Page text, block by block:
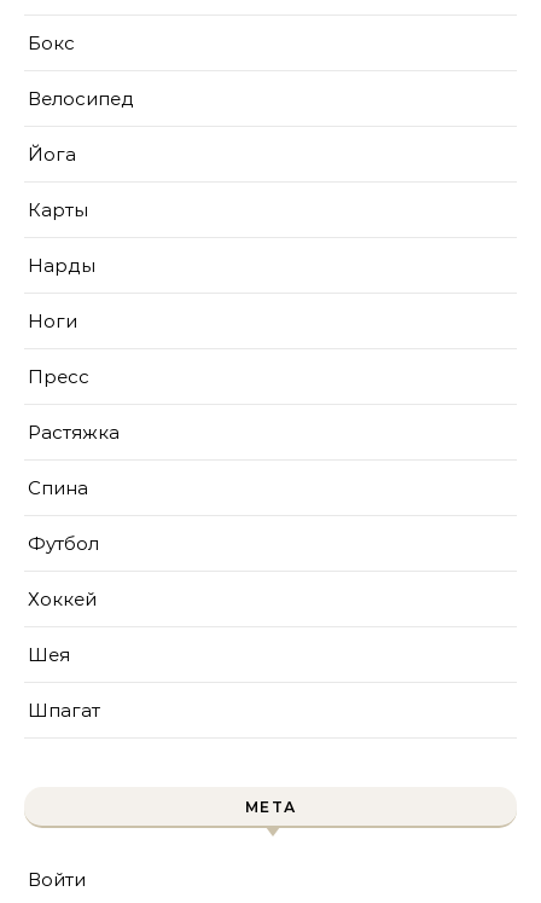
Бокс
Велосипед
Йога
Карты
Нарды
Ноги
Пресс
Растяжка
Спина
Футбол
Хоккей
Шея
Шпагат
МЕТА
Войти